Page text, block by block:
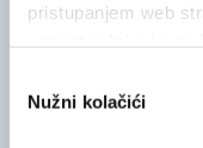
pristupanjem web
pristanka
Nužni kolačići